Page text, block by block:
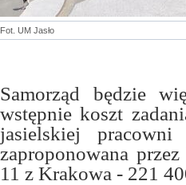
Fot. UM Jasło
Samorząd będzie
wstępnie koszt
jasielskiej
zaproponowana
11 z Krakowa - 221